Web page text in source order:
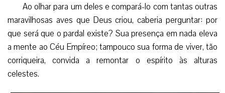
Ao olhar para um deles e compará-lo com tantas outras
maravilhosas aves que Deus criou, caberia perguntar: por
que será que o pardal existe? Sua presença em nada eleva
a mente ao Céu Empíreo; tampouco sua forma de viver, tão
corriqueira, convida a remontar o espírito às alturas
celestes.